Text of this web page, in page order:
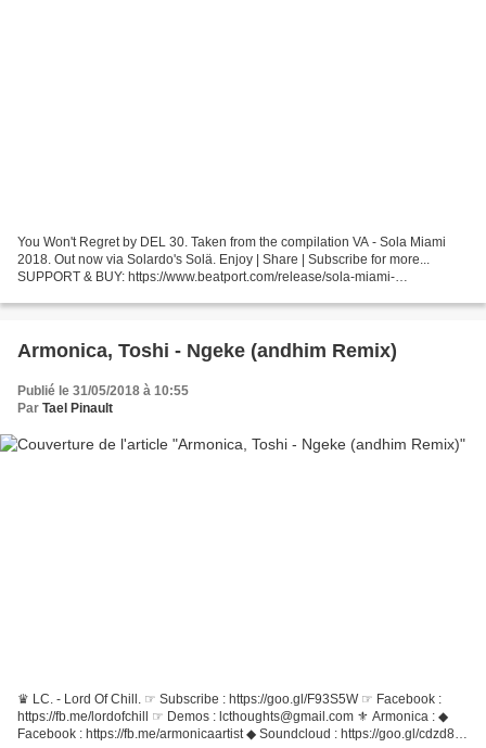
You Won't Regret by DEL 30. Taken from the compilation VA - Sola Miami
2018. Out now via Solardo's Solä. Enjoy | Share | Subscribe for more...
SUPPORT & BUY: https://www.beatport.com/release/sola-miami-
Armonica, Toshi - Ngeke (andhim Remix)
Publié le 31/05/2018 à 10:55
Par Tael Pinault
♛ LC. - Lord Of Chill. ☞ Subscribe : https://goo.gl/F93S5W ☞ Facebook :
https://fb.me/lordofchill ☞ Demos : lcthoughts@gmail.com ⚜ Armonica : ◆
Facebook : https://fb.me/armonicaartist ◆ Soundcloud : https://goo.gl/cdzd8f